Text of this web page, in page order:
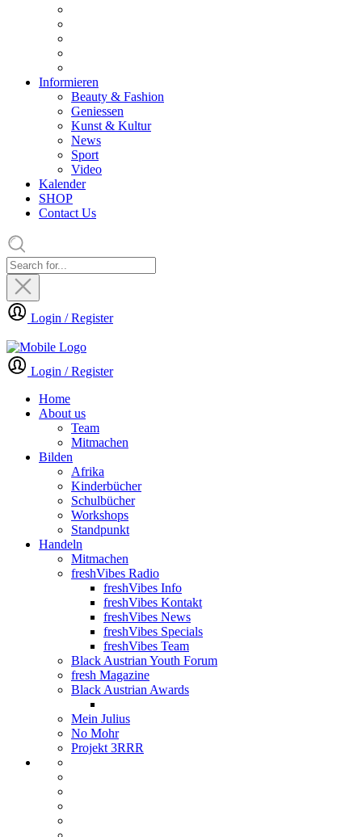
Informieren
Beauty & Fashion
Geniessen
Kunst & Kultur
News
Sport
Video
Kalender
SHOP
Contact Us
Login / Register
Login / Register
Home
About us
Team
Mitmachen
Bilden
Afrika
Kinderbücher
Schulbücher
Workshops
Standpunkt
Handeln
Mitmachen
freshVibes Radio
freshVibes Info
freshVibes Kontakt
freshVibes News
freshVibes Specials
freshVibes Team
Black Austrian Youth Forum
fresh Magazine
Black Austrian Awards
Mein Julius
No Mohr
Projekt 3RRR